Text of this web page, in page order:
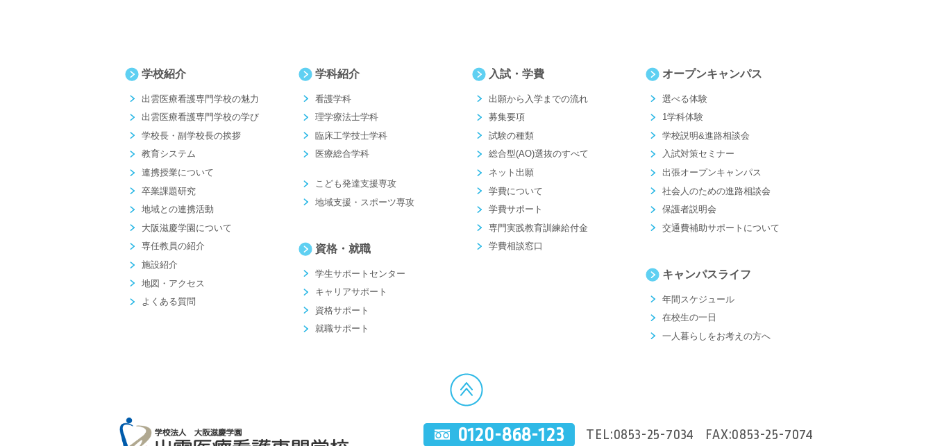
学校紹介
出雲医療看護専門学校の魅力
出雲医療看護専門学校の学び
学校長・副学校長の挨拶
教育システム
連携授業について
卒業課題研究
地域との連携活動
大阪滋慶学園について
専任教員の紹介
施設紹介
地図・アクセス
よくある質問
学科紹介
看護学科
理学療法士学科
臨床工学技士学科
医療総合学科
こども発達支援専攻
地域支援・スポーツ専攻
資格・就職
学生サポートセンター
キャリアサポート
資格サポート
就職サポート
入試・学費
出願から入学までの流れ
募集要項
試験の種類
総合型(AO)選抜のすべて
ネット出願
学費について
学費サポート
専門実践教育訓練給付金
学費相談窓口
オープンキャンパス
選べる体験
1学科体験
学校説明&進路相談会
入試対策セミナー
出張オープンキャンパス
社会人のための進路相談会
保護者説明会
交通費補助サポートについて
キャンパスライフ
年間スケジュール
在校生の一日
一人暮らしをお考えの方へ
0120-868-123 TEL:0853-25-7034 FAX:0853-25-7074